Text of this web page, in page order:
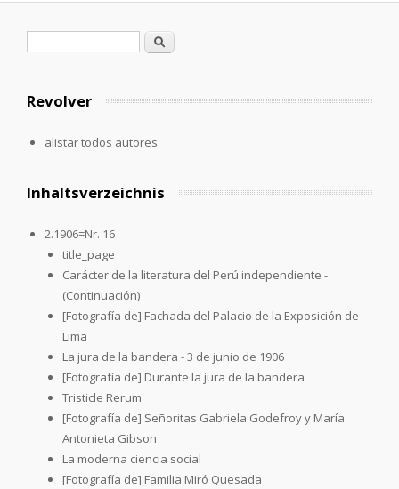
Formulario de búsqueda
Buscar
Revolver
alistar todos autores
Inhaltsverzeichnis
2.1906=Nr. 16
title_page
Carácter de la literatura del Perú independiente -
(Continuación)
[Fotografía de] Fachada del Palacio de la Exposición de
Lima
La jura de la bandera - 3 de junio de 1906
[Fotografía de] Durante la jura de la bandera
Tristicle Rerum
[Fotografía de] Señoritas Gabriela Godefroy y María
Antonieta Gibson
La moderna ciencia social
[Fotografía de] Familia Miró Quesada